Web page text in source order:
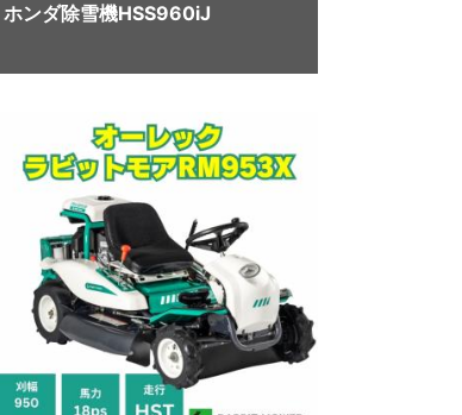
ホンダ除雪機HSS960iJ